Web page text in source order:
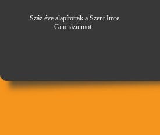
Száz éve alapították a Szent Imre
Gimnáziumot